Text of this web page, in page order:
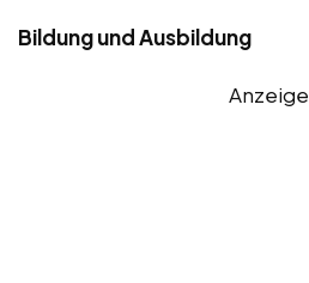
Bildung und Ausbildung
Anzeige